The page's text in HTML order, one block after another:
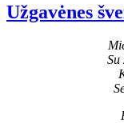
Užgavėnes
Su